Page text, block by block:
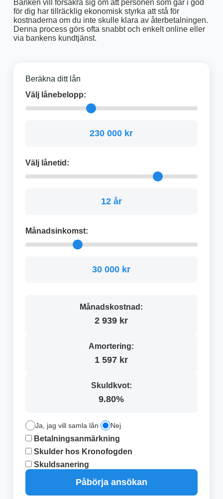
Banken vill försäkra sig om att personen som går i god
för dig har tillräcklig ekonomisk styrka att stå för
kostnaderna om du inte skulle klara av återbetalningen.
Denna process görs ofta snabbt och enkelt online eller
via bankens kundtjänst.
Beräkna ditt lån
Välj lånebelopp:
230 000 kr
Välj lånetid:
12 år
Månadsinkomst:
30 000 kr
Månadskostnad:
2 939 kr
Amortering:
1 597 kr
Skuldkvot:
9.80%
Ja, jag vill samla lån Nej
Betalningsanmärkning
Skulder hos Kronofogden
Skuldsanering
Påbörja ansökan